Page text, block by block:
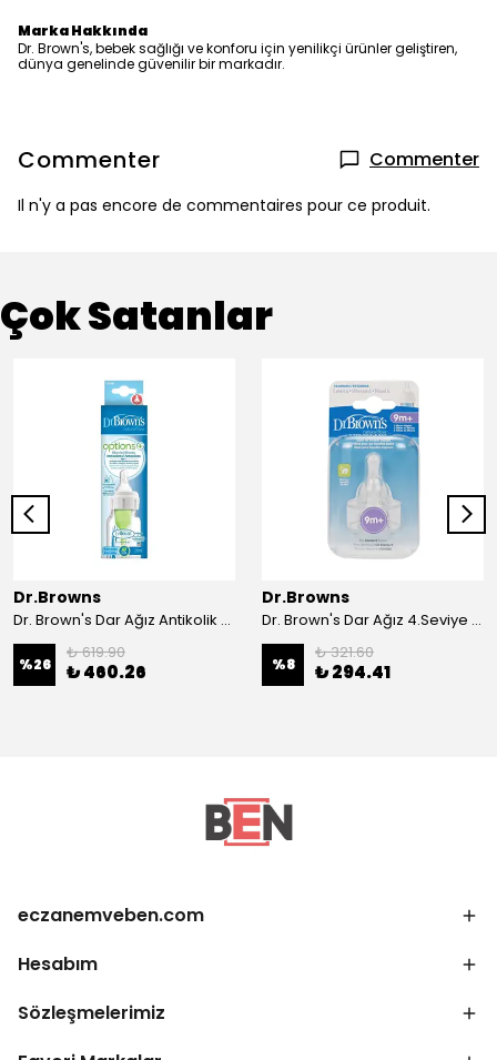
Marka Hakkında
Dr. Brown's, bebek sağlığı ve konforu için yenilikçi ürünler geliştiren,
dünya genelinde güvenilir bir markadır.
Commenter Commenter
Il n'y a pas encore de commentaires pour ce produit.
Çok Satanlar
Dr.Browns
Dr. Brown's Dar Ağız Antikolik PP Biberon 4 oz/120 ml
%26
₺ 619.90
₺ 460.26
Dr.Browns
Dr. Brown's Dar Ağız 4.Seviye 9+ Silikon Biberon Emziği 2'li
%8
₺ 321.60
₺ 294.41
eczanemveben.com
Hesabım
Sözleşmelerimiz